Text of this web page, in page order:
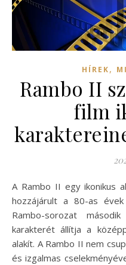
HÍREK,
Rambo II
film
A Rambo II egy ikonikus akciófilm, amely nagymértékben
hozzájárult a 80-as
Rambo-sorozat
karakterét állítja a
alakít. A Rambo II nem
és izgalmas